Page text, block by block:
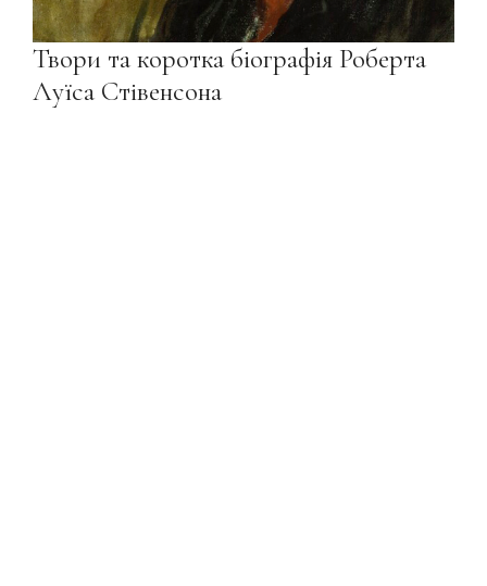
Твори та коротка біографія Роберта
Луїса Стівенсона